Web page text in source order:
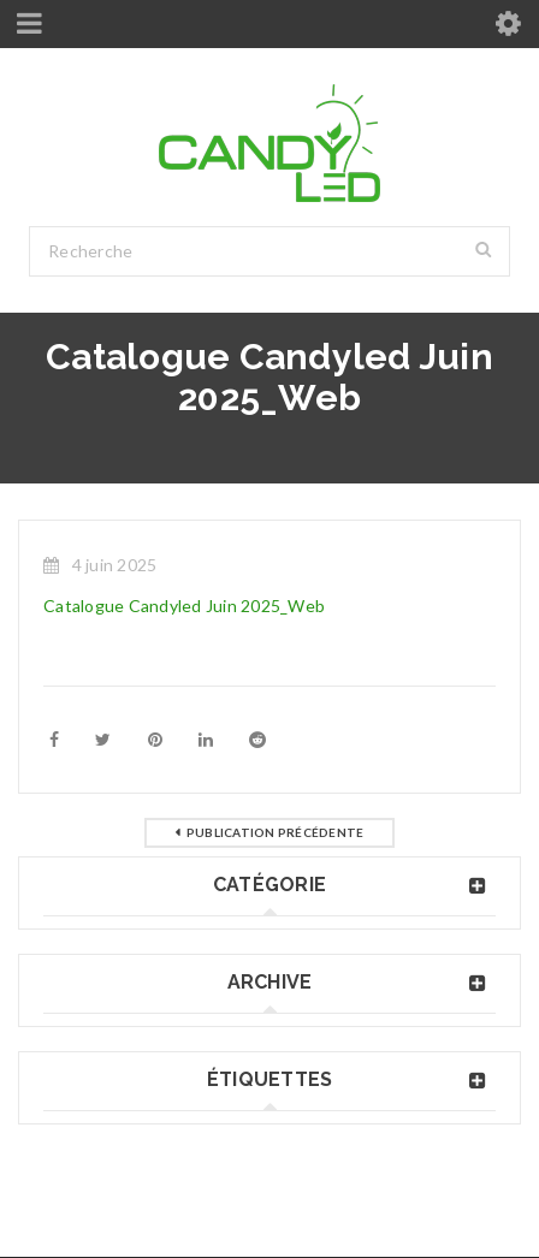
Catalogue Candyled Juin
2025_Web
4 juin 2025
Catalogue Candyled Juin 2025_Web
PUBLICATION PRÉCÉDENTE
CATÉGORIE
ARCHIVE
ÉTIQUETTES